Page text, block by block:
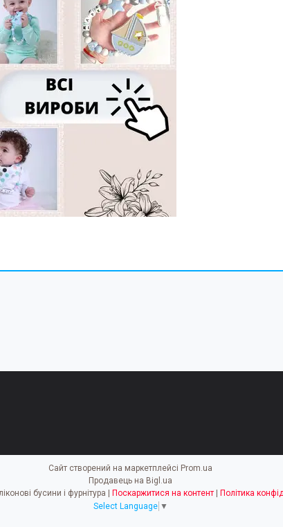
Сайт створений на маркетплейсі Prom.ua
Продавець на Bigl.ua
Поскаржитися на контент
Політика
Select Language ▼